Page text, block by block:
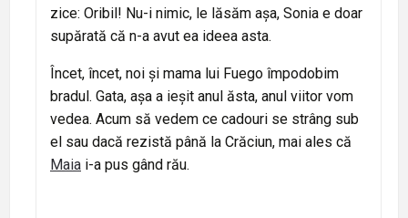
zice: Oribil! Nu-i nimic, le lăsăm așa, Sonia e doar
supărată că n-a avut ea ideea asta.
Încet, încet, noi și mama lui Fuego împodobim
bradul. Gata, așa a ieșit anul ăsta, anul viitor vom
vedea. Acum să vedem ce cadouri se strâng sub
el sau dacă rezistă până la Crăciun, mai ales că
Maia i-a pus gând rău.